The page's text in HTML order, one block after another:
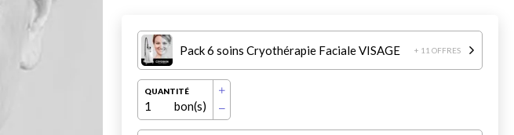
Pack 6 soins Cryothérapie Faciale VISAGE + 11 OFFRES
QUANTITÉ
1 bon(s)